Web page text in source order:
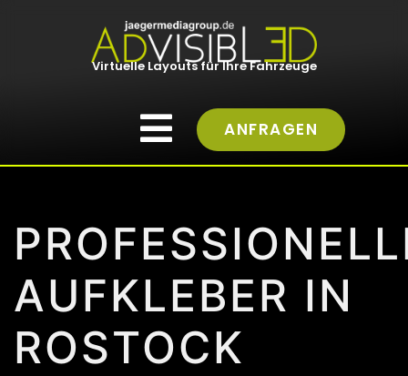
Virtuelle Layouts für Ihre Fahrzeuge
ANFRAGEN
AUFKLEBER IN
ROSTOCK